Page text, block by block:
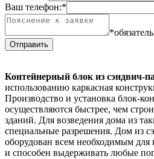
Ваш телефон:*
Контейнерный блок из сэндвич-
использованию каркасная
Производство и установка блок-
осуществляются быстрее, чем
зданий. Для возведения дома из
специальные разрешения. Дом из
оборудован всем необходимым
и способен выдерживать любые